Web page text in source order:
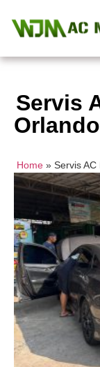
Servis
Home » Servis